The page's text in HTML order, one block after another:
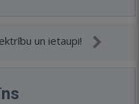
un ietaupi!